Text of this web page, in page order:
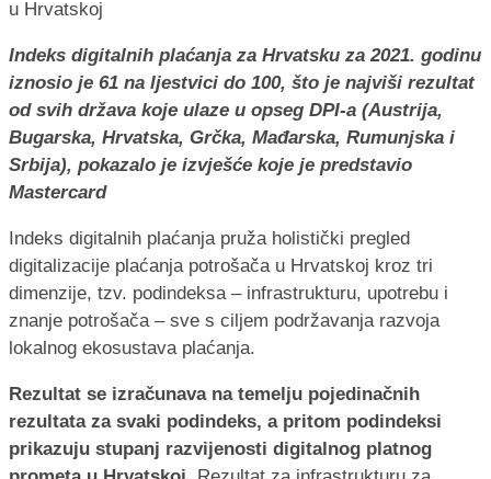
Indeks digitalnih plaćanja za Hrvatsku za 2021. godinu
iznosio je 61 na ljestvici do 100, što je najviši rezultat
od svih država koje ulaze u opseg DPI-a (Austrija,
Bugarska, Hrvatska, Grčka, Mađarska, Rumunjska i
Srbija), pokazalo je izvješće koje je predstavio
Mastercard
Indeks digitalnih plaćanja pruža holistički pregled
digitalizacije plaćanja potrošača u Hrvatskoj kroz tri
dimenzije, tzv. podindeksa – infrastrukturu, upotrebu i
znanje potrošača – sve s ciljem podržavanja razvoja
lokalnog ekosustava plaćanja.
Rezultat se izračunava na temelju pojedinačnih
rezultata za svaki podindeks, a pritom podindeksi
prikazuju stupanj razvijenosti digitalnog platnog